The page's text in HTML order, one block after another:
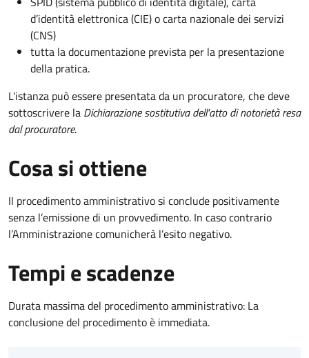
d’identità elettronica (CIE) o carta nazionale dei servizi
(CNS)
tutta la documentazione prevista per la presentazione
della pratica.
L'istanza può essere presentata da un procuratore, che deve
sottoscrivere la Dichiarazione sostitutiva dell'atto di notorietà resa
dal procuratore.
Cosa si ottiene
Il procedimento amministrativo si conclude positivamente
senza l’emissione di un provvedimento. In caso contrario
l’Amministrazione comunicherà l’esito negativo.
Tempi e scadenze
Durata massima del procedimento amministrativo: La
conclusione del procedimento è immediata.